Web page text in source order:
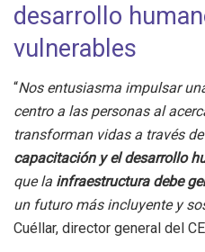
desarrollo
vulnerables
“Nos entusiasma impulsar
centro a las personas al
transforman vidas a través
capacitación y el desarrollo
que la infraestructura debe
un futuro más incluyente y
Cuéllar, director general del